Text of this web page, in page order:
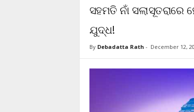
ସହମତି ନାଁ ସଲାସୂତରାରେ
ଯୁଦ୍ଧ!
By Debadatta Rath - December 12,